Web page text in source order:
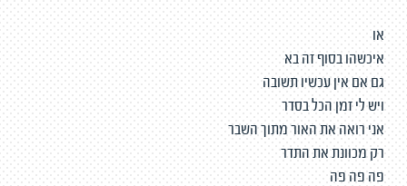
או
איכשהו בסוף זה בא
גם אם אין עכשיו תשובה
ויש לי זמן הכל בסדר
אני רואה את האור מתוך השבר
רק מכוונת את התדר
פה פה פה